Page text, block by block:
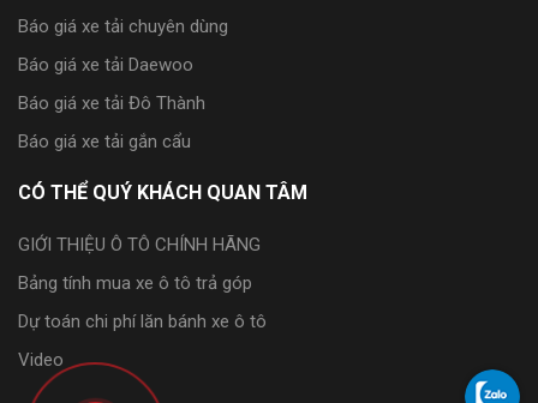
Báo giá xe tải chuyên dùng
Báo giá xe tải Daewoo
Báo giá xe tải Đô Thành
Báo giá xe tải gắn cẩu
CÓ THỂ QUÝ KHÁCH QUAN TÂM
GIỚI THIỆU Ô TÔ CHÍNH HÃNG
Bảng tính mua xe ô tô trả góp
Dự toán chi phí lăn bánh xe ô tô
Video